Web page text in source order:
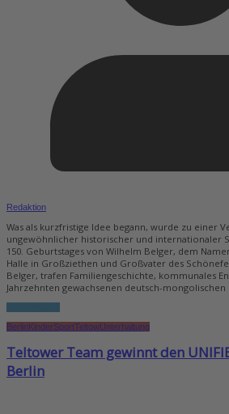
Redaktion
Was als kurzfristige Idee begann, wurde zu einer
ungewöhnlicher historischer und internationaler
150. Geburtstages von Wilhelm Belger, dem
Halle in Großziethen und Großvater des
Belger, trafen Familiengeschichte, kommunales
Jahrzehnten gewachsenen deutsch-
BerlinKinderSportTeltowUnterhaltung
Teltower Team gewinnt den
Berlin